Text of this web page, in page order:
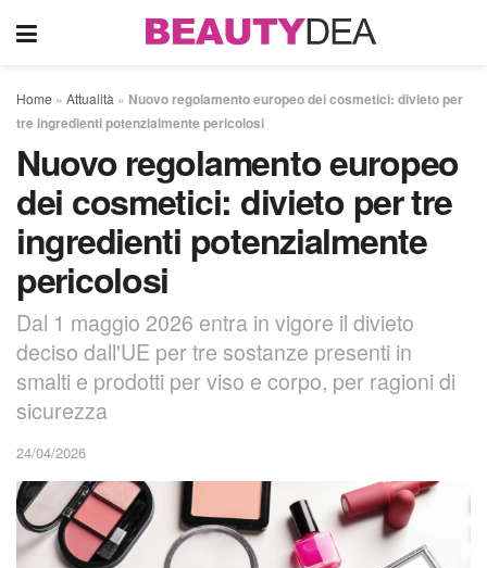
Home » Attualità » Nuovo regolamento europeo dei cosmetici: divieto per
tre ingredienti potenzialmente pericolosi
Nuovo regolamento europeo
dei cosmetici: divieto per tre
ingredienti potenzialmente
pericolosi
Dal 1 maggio 2026 entra in vigore il divieto
deciso dall'UE per tre sostanze presenti in
smalti e prodotti per viso e corpo, per ragioni di
sicurezza
24/04/2026